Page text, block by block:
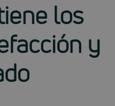
los
y